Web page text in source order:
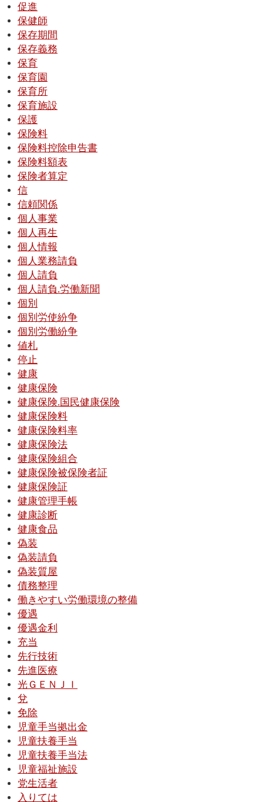
促進
保健師
保存期間
保存義務
保育
保育園
保育所
保育施設
保護
保険料
保険料控除申告書
保険料額表
保険者算定
信
信頼関係
個人事業
個人再生
個人情報
個人業務請負
個人請負
個人請負.労働新聞
個別
個別労使紛争
個別労働紛争
値札
停止
健康
健康保険
健康保険.国民健康保険
健康保険料
健康保険料率
健康保険法
健康保険組合
健康保険被保険者証
健康保険証
健康管理手帳
健康診断
健康食品
偽装
偽装請負
偽装質屋
債務整理
働きやすい労働環境の整備
優遇
優遇金利
充当
先行技術
先進医療
光ＧＥＮＪＩ
兌
免除
児童手当拠出金
児童扶養手当
児童扶養手当法
児童福祉施設
党生活者
入りては